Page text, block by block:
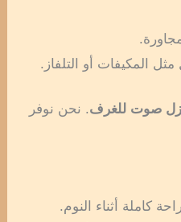
المكيفات أو التلفاز.
صوت للغرف. نحن نوفر
كاملة أثناء النوم.